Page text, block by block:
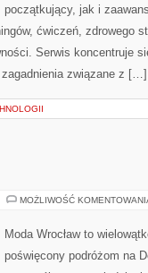
początkujący, jak i
ćwiczeń, zdrowego
Serwis koncentruje
związane z […]
MOŻLIWOŚĆ
Moda Wrocław to
poświęcony podróżom na